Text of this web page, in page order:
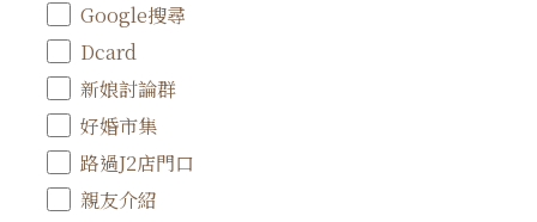
Google搜尋
Dcard
新娘討論群
好婚市集
路過J2店門口
親友介紹